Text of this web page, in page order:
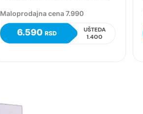
Maloprodajna cena 7.990
6.590RSD
UŠTEDA
1.400